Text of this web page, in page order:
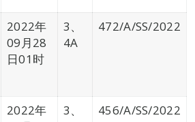
2022年
09月28
日01时
3、
4A
472/A/SS/2022
2022年
3、
456/A/SS/2022